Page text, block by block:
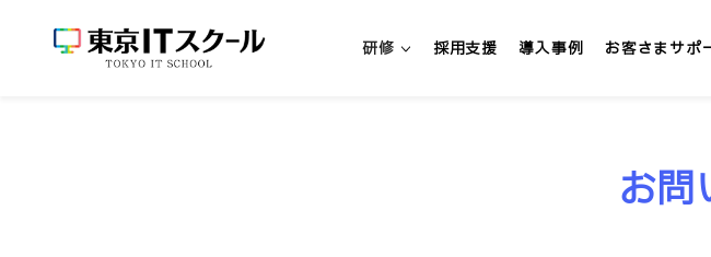
研修
LMS/eラー
テックア
採用支援 導入事例 お客さまサポ
お問